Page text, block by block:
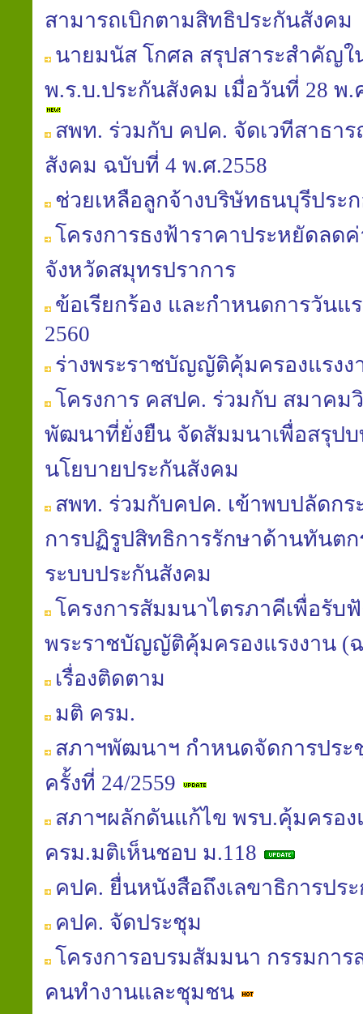
สามารถเบิกตามสิทธิประกันสังคม
นายมนัส โกศล สรุปสาระสำคัญใ
พ.ร.บ.ประกันสังคม เมื่อวันที่ 28 พ.
สพท. ร่วมกับ คปค. จัดเวทีสาธา
สังคม ฉบับที่ 4 พ.ศ.2558
ช่วยเหลือลูกจ้างบริษัทธนบุรีประ
โครงการธงฟ้าราคาประหยัดลด
จังหวัดสมุทรปราการ
ข้อเรียกร้อง และกำหนดการวันแ
2560
ร่างพระราชบัญญัติคุ้มครองแรงง
โครงการ คสปค. ร่วมกับ สมาคม
พัฒนาที่ยั่งยืน จัดสัมมนาเพื่อสรุปบ
นโยบายประกันสังคม
สพท. ร่วมกับคปค. เข้าพบปลัดกร
การปฏิรูปสิทธิการรักษาด้านทันต
ระบบประกันสังคม
โครงการสัมมนาไตรภาคีเพื่อรับ
พระราชบัญญัติคุ้มครองแรงงาน (
เรื่องติดตาม
มติ ครม.
สภาฯพัฒนาฯ กำหนดจัดการปร
ครั้งที่ 24/2559
สภาฯผลักดันแก้ไข พรบ.คุ้มครอง
ครม.มติเห็นชอบ ม.118
คปค. ยื่นหนังสือถึงเลขาธิการปร
คปค. จัดประชุม
โครงการอบรมสัมมนา กรรมการ
คนทำงานและชุมชน